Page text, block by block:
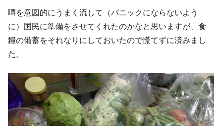
噂を意図的にうまく流して（パニックにならないよう
に）国民に準備をさせてくれたのかなと思いますが、食
糧の備蓄をそれなりにしておいたので慌てずに済みまし
た。